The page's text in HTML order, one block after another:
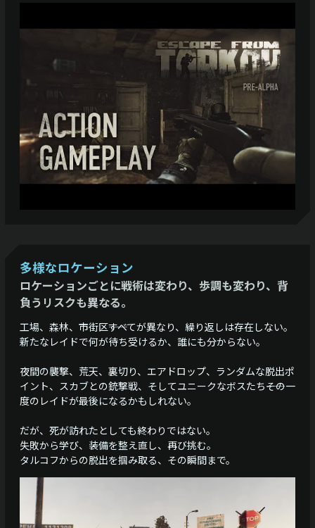
多様なロケーション
ロケーションごとに戦術は変わり、歩調も変わり、背
負うリスクも異なる。
工場、森林、市街区――すべてが異なり、繰り返しは存在しない。
新たなレイドで何が待ち受けるか、誰にも分からない。
夜間の襲撃、荒天、裏切り、エアドロップ、ランダムな脱出ポ
イント、スカブとの銃撃戦、そしてユニークなボスたち――その一
度のレイドが最後になるかもしれない。
だが、死が訪れたとしても終わりではない。
失敗から学び、装備を整え直し、再び挑む。
タルコフからの脱出を掴み取る、その瞬間まで。